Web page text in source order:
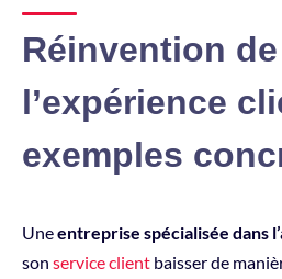
Réinvention de
l’expérience
exemples
Uneentreprise spécialisée dans
son service client baisser de